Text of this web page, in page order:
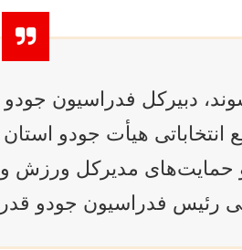
دبیرکل فدراسیون
هیأت جودو
حمایت‌های مدیرکل ورزش
رئیس فدراسیون جودو